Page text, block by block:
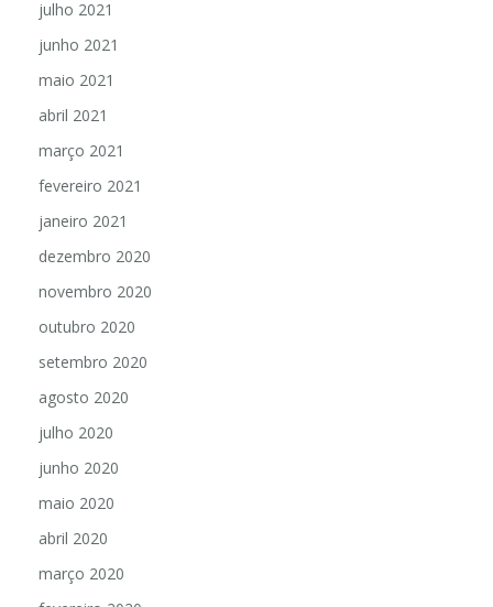
julho 2021
junho 2021
maio 2021
abril 2021
março 2021
fevereiro 2021
janeiro 2021
dezembro 2020
novembro 2020
outubro 2020
setembro 2020
agosto 2020
julho 2020
junho 2020
maio 2020
abril 2020
março 2020